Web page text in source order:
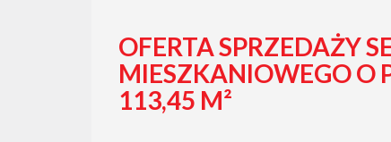
OFERTA SPRZEDAŻY
MIESZKANIOWEGO O
113,45 M²